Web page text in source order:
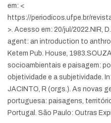
em: <
https://periodicos.ufpe.br/
>. Acesso em: 20/jul/2022. NIR,
agent: an introduction to
Ketem Pub. House, 1983.
socioambientais e paisagem:
objetividade e a subjetividade.
JACINTO, R (orgs.). As novas
portuguesa: paisagens,
Portugal. São Paulo: Outras